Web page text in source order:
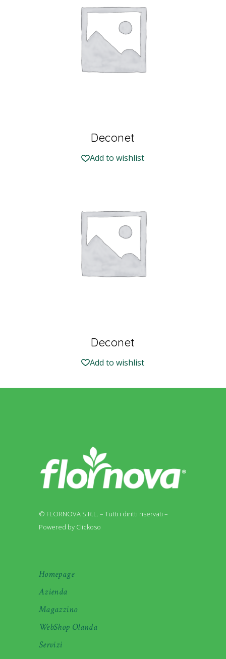
Deconet
Add to wishlist
Deconet
Add to wishlist
© FLORNOVA S.R.L. – Tutti i diritti riservati –
Powered by Clickoso
Homepage
Azienda
Magazzino
WebShop Olanda
Servizi